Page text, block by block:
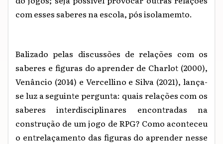
com esses saberes na escola, pós isolamemto.
Balizado pelas discussões de relações com os
saberes e figuras do aprender de Charlot (2000),
Venâncio (2014) e Vercellino e Silva (2021), lança-
se luz a seguinte pergunta: quais relações com os
saberes interdisciplinares encontradas na
construção de um jogo de RPG? Como aconteceu
o entrelaçamento das figuras do aprender nesse